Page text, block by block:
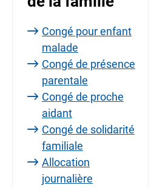
Congé pour enfant
malade
Congé de présence
parentale
Congé de proche
aidant
Congé de solidarité
familiale
Allocation
journalière